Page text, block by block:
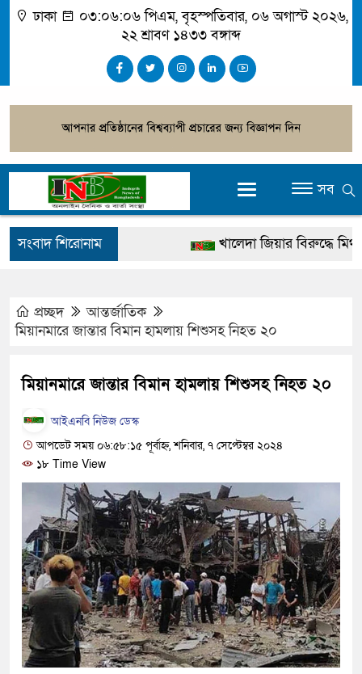
ঢাকা ০৩:০৬:০৭ পিএম, বৃহস্পতিবার, ০৬ অগাস্ট ২০২৬,
২২ শ্রাবণ ১৪৩৩ বঙ্গাব্দ
সব
সংবাদ শিরোনাম
খালেদা জিয়ার বিরুদ্ধে মিথ্যা
হবে: প্রধানমন্ত্রী
পুলিশ কোনো দলের বা গোষ্ঠীর
স্বরাষ্ট্রমন্ত্রী
গাজীপুরে সাতজনকে হত্যার
হারুনসহ ১০ জন
ঢাকার চারপাশে সচল হবে নৌপথ,
রাজধানীর দুই মেট্রো স্টেশনে
আদালতকে বলতে চাইলাম
প্রচ্ছদ
আন্তর্জাতিক
মিয়ানমারে জান্তার বিমান হামলায় শিশুসহ নিহত ২০
মিয়ানমারে জান্তার বিমান হামলায় শিশুসহ নিহত ২০
আইএনবি নিউজ ডেস্ক
আপডেট সময় ০৬:৫৮:১৫ পূর্বাহ্ন, শনিবার, ৭ সেপ্টেম্বর ২০২৪
১৮ Time View